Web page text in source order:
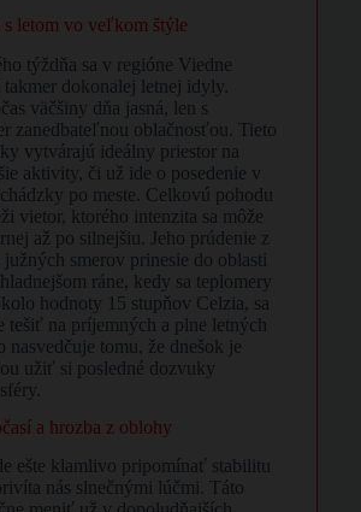
letom vo veľkom štýle
týždňa sa v regióne Viedne
dokonalej letnej idyly.
väčšiny dňa jasná, len s
zanedbateľnou oblačnosťou. Tieto
vytvárajú ideálny priestor na
aktivity, či už ide o posedenie v
po meste. Celkovú pohodu
vietor, ktorého intenzita sa môže
až po silnejšiu. Jeho prúdenie z
smerov prinesie do oblasti
ráne, kedy sa teplomery
hodnoty 15 stupňov Celzia, sa
tešiť na príjemných a plne letných
nasvedčuje tomu, že dnešok je
užiť si posledné dozvuky
a hrozba z oblohy
ešte klamlivo pripomínať stabilitu
nás slnečnými lúčmi. Táto